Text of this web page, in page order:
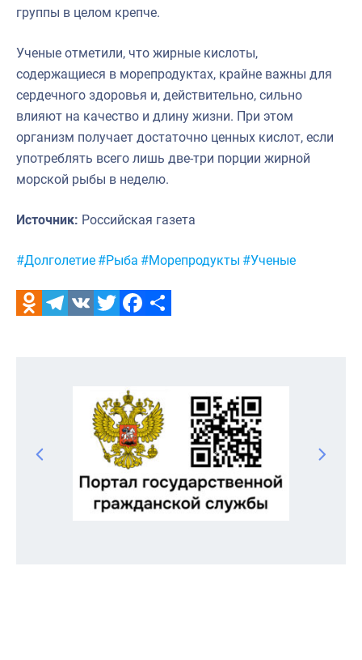
группы в целом крепче.
Ученые отметили, что жирные кислоты,
содержащиеся в морепродуктах, крайне важны для
сердечного здоровья и, действительно, сильно
влияют на качество и длину жизни. При этом
организм получает достаточно ценных кислот, если
употреблять всего лишь две-три порции жирной
морской рыбы в неделю.
Источник: Российская газета
Метки:
#Долголетие #Рыба #Морепродукты #Ученые